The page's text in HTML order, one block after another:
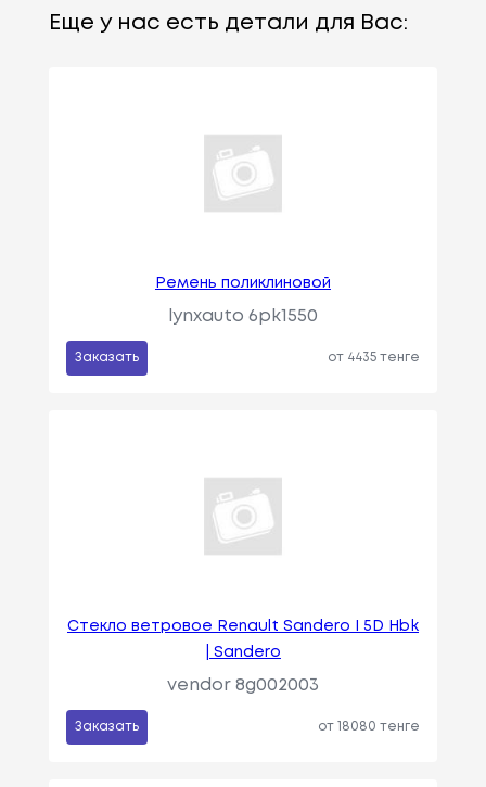
Еще у нас есть детали для Вас:
Ремень поликлиновой
lynxauto 6pk1550
Заказать от 4435 тенге
Стекло ветровое Renault Sandero I 5D Hbk
| Sandero
vendor 8g002003
Заказать от 18080 тенге